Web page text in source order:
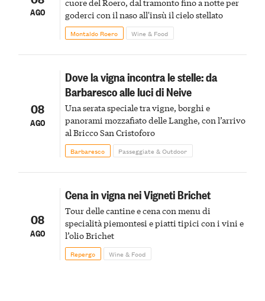
AGO
goderci con il naso all'insù il cielo stellato
Montaldo Roero Wine & Food
08
AGO
Dove la vigna incontra le stelle: da
Barbaresco alle luci di Neive
Una serata speciale tra vigne, borghi e
panorami mozzafiato delle Langhe, con l’arrivo
al Bricco San Cristoforo
Barbaresco Passeggiate & Outdoor
08
AGO
Cena in vigna nei Vigneti Brichet
Tour delle cantine e cena con menu di
specialità piemontesi e piatti tipici con i vini e
l’olio Brichet
Repergo Wine & Food